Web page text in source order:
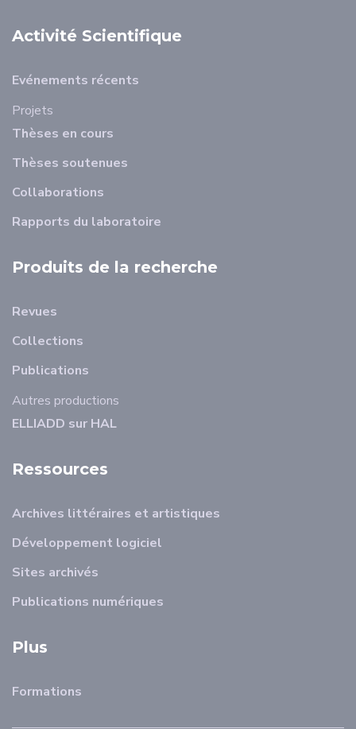
Activité Scientifique
Evénements récents
Projets
Thèses en cours
Thèses soutenues
Collaborations
Rapports du laboratoire
Produits de la recherche
Revues
Collections
Publications
Autres productions
ELLIADD sur HAL
Ressources
Archives littéraires et artistiques
Développement logiciel
Sites archivés
Publications numériques
Plus
Formations